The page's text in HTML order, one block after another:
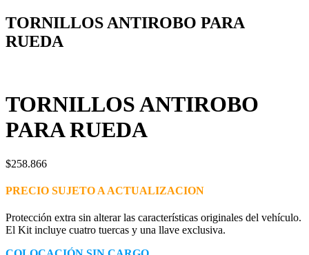
TORNILLOS ANTIROBO PARA
RUEDA
TORNILLOS ANTIROBO
PARA RUEDA
$258.866
PRECIO SUJETO A ACTUALIZACION
Protección extra sin alterar las características originales del vehículo.
El Kit incluye cuatro tuercas y una llave exclusiva.